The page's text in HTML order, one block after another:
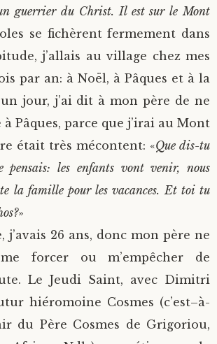
guerrier du Christ. Il est sur le Mont
se fichèrent fermement dans
j’allais au village chez mes
par an: à Noël, à Pâques et à la
jour, j’ai dit à mon père de ne
à Pâques, parce que j’irai au Mont
était très mécontent: «Que dis-tu
pensais: les enfants vont venir, nous
la famille pour les vacances. Et toi tu
»
j’avais 26 ans, donc mon père ne
forcer ou m’empêcher de
Le Jeudi Saint, avec Dimitri
hiéromoine Cosmes (c’est–à-
du Père Cosmes de Grigoriou,